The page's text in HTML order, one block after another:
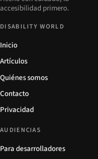
accesibilidad primero.
DISABILITY WORLD
Inicio
Artículos
Quiénes somos
Contacto
Privacidad
AUDIENCIAS
Para desarrolladores